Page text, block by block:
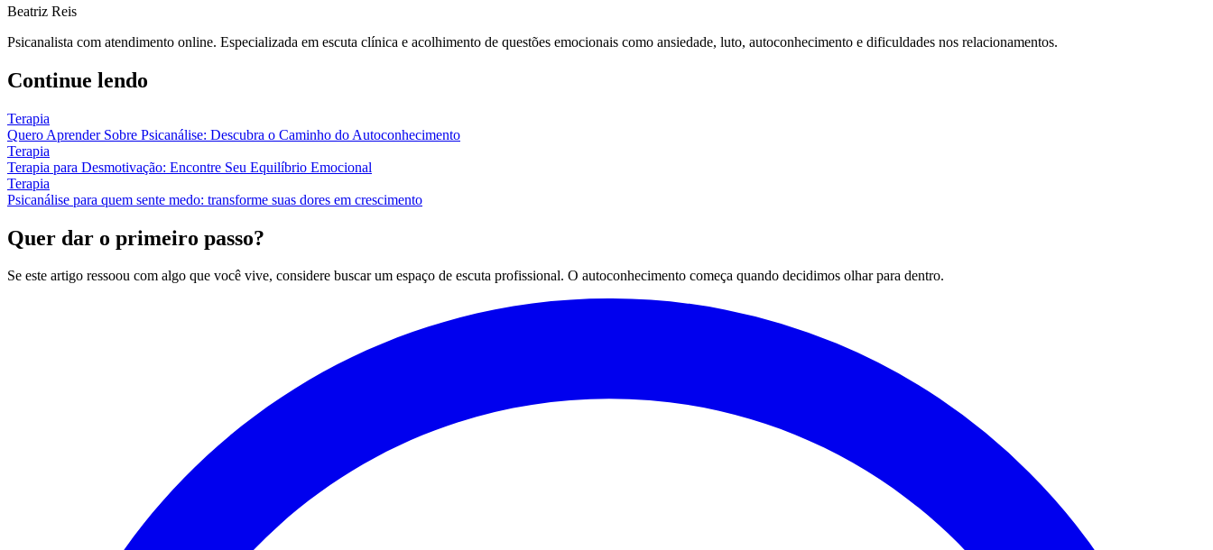
Beatriz Reis
Psicanalista com atendimento online. Especializada em escuta clínica e acolhimento de questões emocionais como ansiedade, luto, autoconhecimento e dificuldades nos relacionamentos.
Continue lendo
Terapia
Quero Aprender Sobre Psicanálise: Descubra o Caminho do Autoconhecimento
Terapia
Terapia para Desmotivação: Encontre Seu Equilíbrio Emocional
Terapia
Psicanálise para quem sente medo: transforme suas dores em crescimento
Quer dar o primeiro passo?
Se este artigo ressoou com algo que você vive, considere buscar um espaço de escuta profissional. O autoconhecimento começa quando decidimos olhar para dentro.